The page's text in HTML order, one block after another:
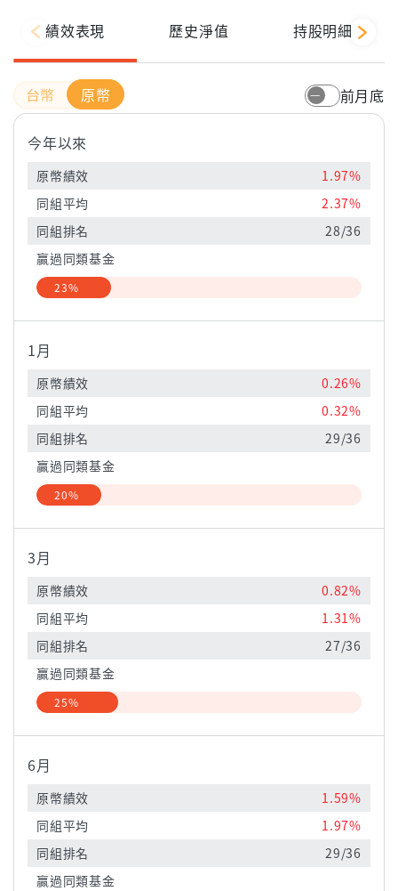
績效表現 歷史淨值 持股明細
原幣 前月底
今年以來
原幣績效
1.97%
同組平均
2.37%
同組排名
28/36
贏過同類基金
23%
1月
原幣績效
0.26%
同組平均
0.32%
同組排名
29/36
贏過同類基金
20%
3月
原幣績效
0.82%
同組平均
1.31%
同組排名
27/36
贏過同類基金
25%
6月
原幣績效
1.59%
同組平均
1.97%
同組排名
29/36
贏過同類基金